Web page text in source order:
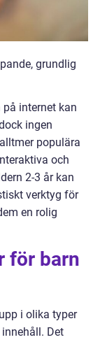
grundlig
internet kan
ingen
populära
och
2-3 år kan
verktyg för
en rolig
för barn
i olika typer
Det